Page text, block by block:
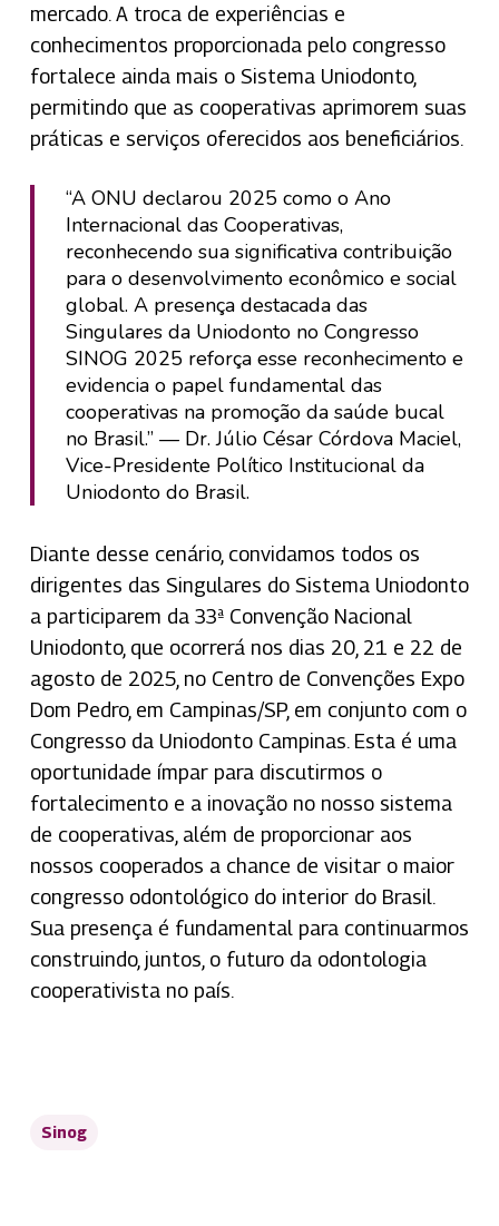
mercado. A troca de experiências e
conhecimentos proporcionada pelo congresso
fortalece ainda mais o Sistema Uniodonto,
permitindo que as cooperativas aprimorem suas
práticas e serviços oferecidos aos beneficiários.
“A ONU declarou 2025 como o Ano
Internacional das Cooperativas,
reconhecendo sua significativa contribuição
para o desenvolvimento econômico e social
global. A presença destacada das
Singulares da Uniodonto no Congresso
SINOG 2025 reforça esse reconhecimento e
evidencia o papel fundamental das
cooperativas na promoção da saúde bucal
no Brasil.” — Dr. Júlio César Córdova Maciel,
Vice-Presidente Político Institucional da
Uniodonto do Brasil.
Diante desse cenário, convidamos todos os
dirigentes das Singulares do Sistema Uniodonto
a participarem da 33ª Convenção Nacional
Uniodonto, que ocorrerá nos dias 20, 21 e 22 de
agosto de 2025, no Centro de Convenções Expo
Dom Pedro, em Campinas/SP, em conjunto com o
Congresso da Uniodonto Campinas. Esta é uma
oportunidade ímpar para discutirmos o
fortalecimento e a inovação no nosso sistema
de cooperativas, além de proporcionar aos
nossos cooperados a chance de visitar o maior
congresso odontológico do interior do Brasil.
Sua presença é fundamental para continuarmos
construindo, juntos, o futuro da odontologia
cooperativista no país.
Sinog